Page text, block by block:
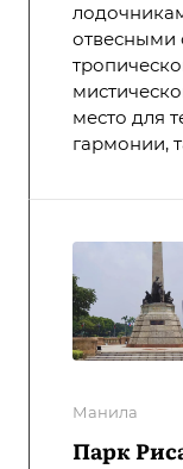
отвесными
место для
гармонии,
Манила
Парк